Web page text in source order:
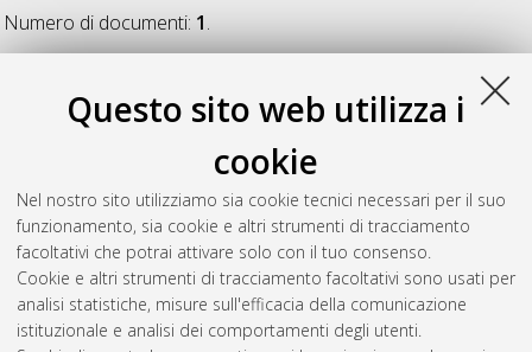
Questo sito web utilizza i
cookie
Nel nostro sito utilizziamo sia cookie tecnici necessari per il suo
funzionamento, sia cookie e altri strumenti di tracciamento
facoltativi che potrai attivare solo con il tuo consenso.
Cookie e altri strumenti di tracciamento facoltativi sono usati per
analisi statistiche, misure sull'efficacia della comunicazione
istituzionale e analisi dei comportamenti degli utenti.
Numero di documenti: 1.
Laurea magistrale
Recupero di fibre di carbonio
seconda generazione verso un modello di economia circolare.
[Laurea magistrale], Università di Bologna, Corso di Studio in
Chimica industriale [LM-DM270]
Questa lista e' stata generata ilSat Aug 8 10:16:00 2026